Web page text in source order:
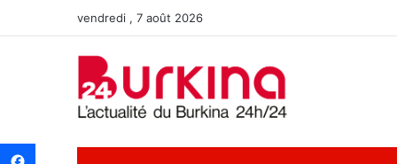
vendredi , 7 août 2026